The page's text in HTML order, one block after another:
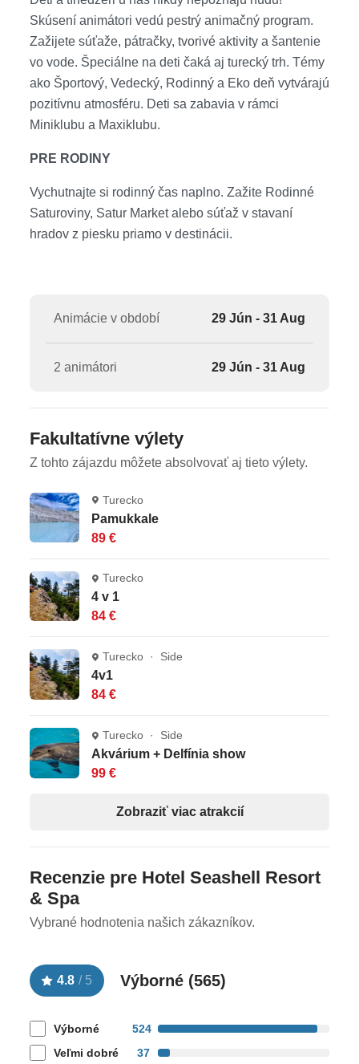
červená, biela) •
Piatkové Gala (modrá, biela)
2 týždne pri bazéne
Celková cena zahŕňa
leteckú dopravu, 7x (resp. 10x, 11x, 14x) ubytovanie,
stravovanie podľa typu kapacity, poistenie
súvisiace s vykonaním leteckej dopravy a transfery)
Dynamic termíny od 26.09.2026
iba vo vybraných termínoch podpalubnú batožinu,
ubytovanie podľa počtu zvolených nocí, stravovanie
podľa typu kapacity, poistenie insolventnosti,
Komplexné cestovné poistenie - viac informácií v
Oficiálne hodnotenie
*****
Skúsení animátori vedú pestrý animačný program.
Zažijete súťaže, pátračky, tvorivé aktivity a šantenie
vo vode. Špeciálne na deti čaká aj turecký trh. Témy
ako Športový, Vedecký, Rodinný a Eko deň vytvárajú
pozitívnu atmosféru. Deti sa zabavia v rámci
Miniklubu a Maxiklubu.
PRE RODINY
Vychutnajte si rodinný čas naplno. Zažite Rodinné
Saturoviny, Satur Market alebo súťaž v stavaní
hradov z piesku priamo v destinácii.
Animácie v období 29 Jún - 31 Aug
2 animátori 29 Jún - 31 Aug
Fakultatívne výlety
Z tohto zájazdu môžete absolvovať aj tieto výlety.
Turecko
Pamukkale
89 €
Turecko
4 v 1
84 €
Turecko · Side
4v1
84 €
Turecko · Side
Akvárium + Delfínia show
99 €
Zobraziť viac atrakcií
Recenzie pre Hotel Seashell Resort
& Spa
Vybrané hodnotenia našich zákazníkov.
4.8 / 5 Výborné (565)
Výborné
524
Veľmi dobré
37